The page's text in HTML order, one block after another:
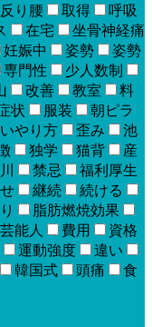
反り腰 取得
呼吸
在宅
坐骨神経痛
妊娠中 姿勢
姿勢
専門性
少人数制
改善 教室
料
状 服装
朝ピラ
やり方 歪み
池
独学 猫背
産
禁忌
福利厚生
継続
続ける
脂肪燃焼効果
芸能人 費用
資格
運動強度
違い
韓国式 頭痛
食